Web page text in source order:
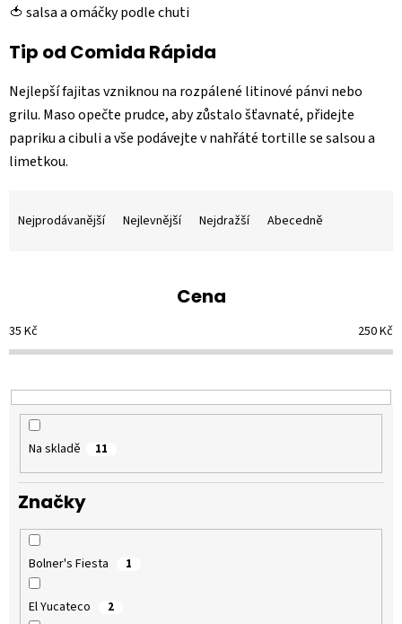
🍅 salsa a omáčky podle chuti
Tip od Comida Rápida
Nejlepší fajitas vzniknou na rozpálené litinové pánvi nebo
grilu. Maso opečte prudce, aby zůstalo šťavnaté, přidejte
papriku a cibuli a vše podávejte v nahřáté tortille se salsou a
limetkou.
a
r
o
u
Nejprodávanější Nejlevnější Nejdražší Abecedně
Cena
35 Kč 250Kč
Na skladě 11
Značky
Bolner's Fiesta 1
El Yucateco 2